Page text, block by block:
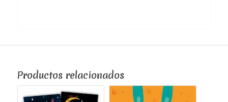
Productos relacionados